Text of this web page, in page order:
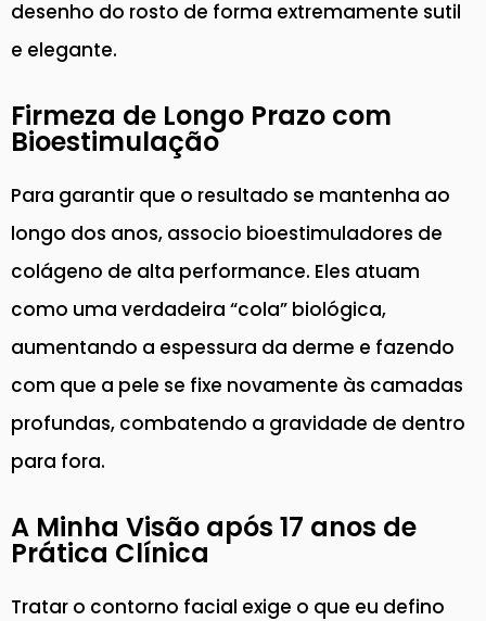
desenho do rosto de forma extremamente sutil
e elegante.
Firmeza de Longo Prazo com
Bioestimulação
Para garantir que o resultado se mantenha ao
longo dos anos, associo bioestimuladores de
colágeno de alta performance. Eles atuam
como uma verdadeira “cola” biológica,
aumentando a espessura da derme e fazendo
com que a pele se fixe novamente às camadas
profundas, combatendo a gravidade de dentro
para fora.
A Minha Visão após 17 anos de
Prática Clínica
Tratar o contorno facial exige o que eu defino